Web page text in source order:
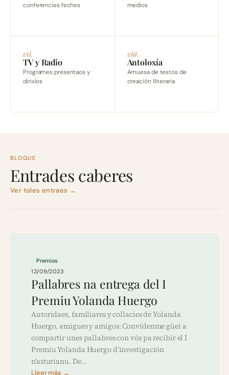
conferencies feches
medios
vii.
TV y Radio
Programes presentaos y
dirixíos
viii.
Antoloxía
Amuesa de testos de
creación lliteraria
BLOGUE
Entrades caberes
Ver toles entraes →
Premios
12/09/2023
Pallabres na entrega del I
Premiu Yolanda Huergo
Autoridaes, familiares y collacies de Yolanda
Huergo, amigues y amigos: Convídenme güei a
compartir unes pallabres con vós pa recibir el I
Premiu Yolanda Huergo d’investigación
n’asturianu. De…
Lleer más →